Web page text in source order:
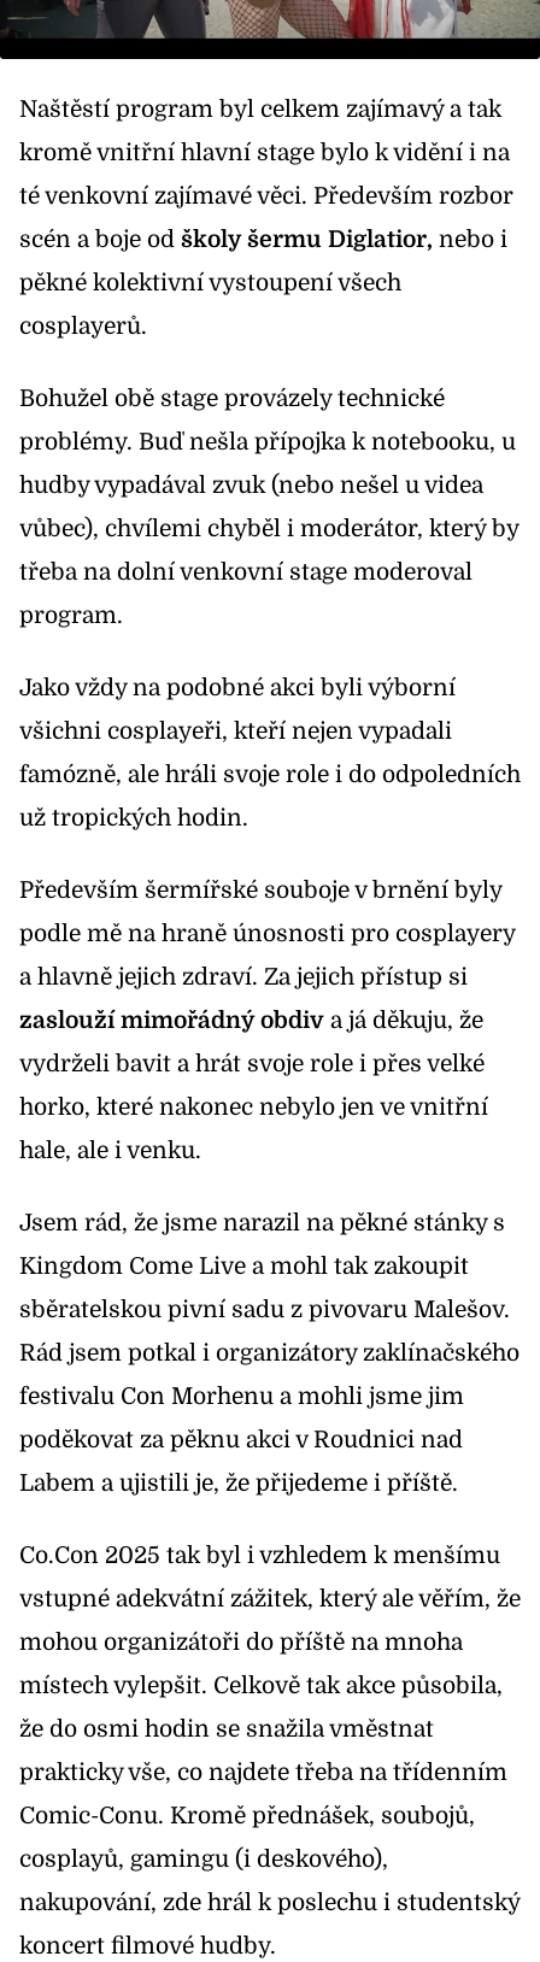
Naštěstí program byl celkem zajímavý a tak
kromě vnitřní hlavní stage bylo k vidění i na
té venkovní zajímavé věci. Především rozbor
scén a boje od školy šermu Diglatior, nebo i
pěkné kolektivní vystoupení všech
cosplayerů.
Bohužel obě stage provázely technické
problémy. Buď nešla přípojka k notebooku, u
hudby vypadával zvuk (nebo nešel u videa
vůbec), chvílemi chyběl i moderátor, který by
třeba na dolní venkovní stage moderoval
program.
Jako vždy na podobné akci byli výborní
všichni cosplayeři, kteří nejen vypadali
famózně, ale hráli svoje role i do odpoledních
už tropických hodin.
Především šermířské souboje v brnění byly
podle mě na hraně únosnosti pro cosplayery
a hlavně jejich zdraví. Za jejich přístup si
zaslouží mimořádný obdiv a já děkuju, že
vydrželi bavit a hrát svoje role i přes velké
horko, které nakonec nebylo jen ve vnitřní
hale, ale i venku.
Jsem rád, že jsme narazil na pěkné stánky s
Kingdom Come Live a mohl tak zakoupit
sběratelskou pivní sadu z pivovaru Malešov.
Rád jsem potkal i organizátoryzaklínačského
festivalu Con Morhenu a mohli jsme jim
poděkovat za pěknu akci v Roudnici nad
Labem a ujistili je, že přijedeme i příště.
Co.Con 2025 tak byl i vzhledem k menšímu
vstupné adekvátní zážitek, který ale věřím, že
mohou organizátoři do příště na mnoha
místech vylepšit. Celkově tak akce působila,
že do osmi hodin se snažila vměstnat
prakticky vše, co najdete třeba na třídenním
Comic-Conu. Kromě přednášek, soubojů,
cosplayů, gamingu (i deskového),
nakupování, zde hrál k poslechu i studentský
koncert filmové hudby.